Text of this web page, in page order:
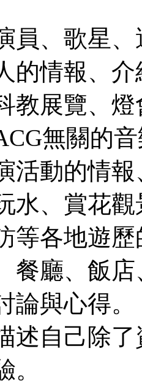
員、歌星
的情報、
教展覽、
無關的
活動的情
水、賞花
等各地遊
餐廳、飯
論與心得。
述自己除
。